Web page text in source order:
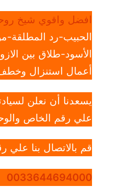
افضل واقوي شيخ
الحبيب-رد المطلقة-
الأسود-طلاق بين
أعمال استنزال وخطف
يسعدنا أن نعلن
علي رقم الخاص
قم بالاتصال بنا علي
0033644694000